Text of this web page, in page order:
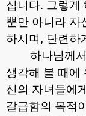
십니다. 그렇게
뿐만 아니라 자
하시며 , 단련하
하나님께
생각해 볼 때에
신의 자녀들에
갈급함의 목적